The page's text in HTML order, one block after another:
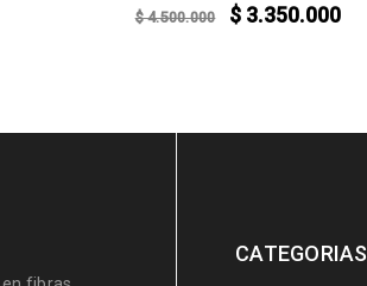
$4.500.000 $3.350.000
CATEGORIAS